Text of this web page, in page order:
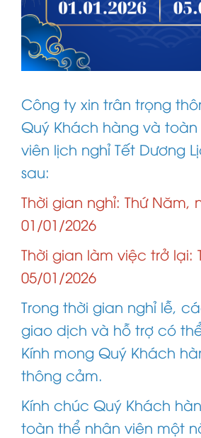
Công ty xin trân trọng
Quý Khách hàng và
viên lịch nghỉ Tết Dương
sau:
Thời gian nghỉ: Thứ Năm,
01/01/2026
Thời gian làm việc trở lại:
05/01/2026
Trong thời gian nghỉ lễ,
giao dịch và hỗ trợ có
Kính mong Quý Khách
thông cảm.
Kính chúc Quý Khách
toàn thể nhân viên một